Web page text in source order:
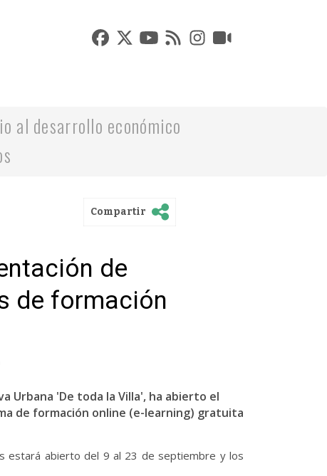
al desarrollo económico
Compartir
de
de formación
Urbana 'De toda la Villa', ha abierto el
de formación online (e-learning) gratuita
estará abierto del 9 al 23 de septiembre y los